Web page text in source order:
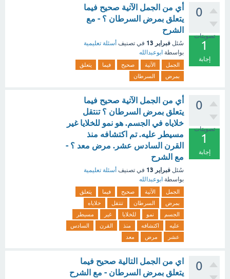
0
تصويتات
1
إجابة
أي من الجمل الآتية صحيح فيما
يتعلق بمرض السرطان ؟ - مع
الشرح
سُئل فبراير 13 في تصنيف أسئلة تعليمية
بواسطة ابوعبدالله
الجمل الآتية صحيح فيما
يتعلق
بمرض
السرطان
0
تصويتات
1
إجابة
أي من الجمل الآتية صحيح فيما
يتعلق بمرض السرطان ؟ تنتقل
خلاياه في الجسم. هو نمو للخلايا غير
مسيطر عليه. تم اكتشافه منذ
القرن السادس عشر. مرض معد ؟ -
مع الشرح
سُئل فبراير 13 في تصنيف أسئلة تعليمية
بواسطة ابوعبدالله
الجمل الآتية صحيح فيما
يتعلق
بمرض
السرطان تنتقل
خلاياه
الجسم
نمو للخلايا غير
مسيطر
عليه
اكتشافه منذ القرن
السادس
عشر
مرض معد
0
اي من الجمل التالية صحيح فيما
يتعلق بمرض السرطان - مع الشرح